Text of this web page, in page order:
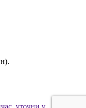
уточни у